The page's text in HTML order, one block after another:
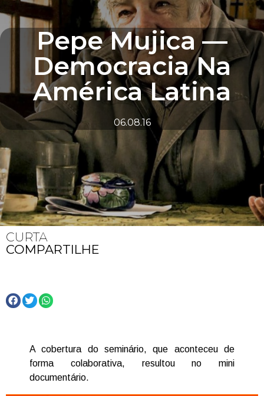
Pepe Mujica —
Democracia Na
América Latina
06.08.16
CURTA
COMPARTILHE
A cobertura do seminário, que aconteceu de
forma colaborativa, resultou no mini
documentário.